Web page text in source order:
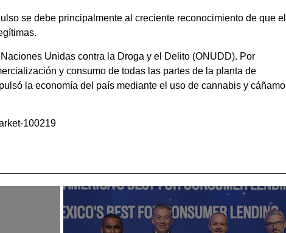
se debe principalmente al creciente reconocimiento de que el
Unidas contra la Droga y el Delito (ONUDD). Por
y consumo de todas las partes de la planta de
la economía del país mediante el uso de cannabis y cáñamo
100219